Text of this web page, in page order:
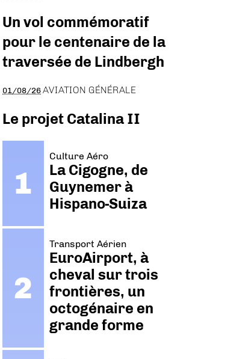
Un vol commémoratif
pour le centenaire de la
traversée de Lindbergh
01/08/26AVIATION GÉNÉRALE
Le projet Catalina II
Culture Aéro
La Cigogne, de
Guynemer à
Hispano-Suiza
Transport Aérien
EuroAirport, à
cheval sur trois
frontières, un
octogénaire en
grande forme